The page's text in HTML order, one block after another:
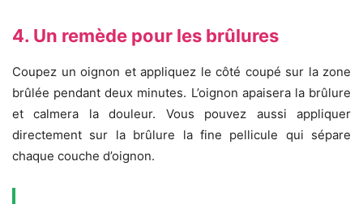
4. Un remède pour les brûlures
Coupez un oignon et appliquez le côté coupé sur la zone
brûlée pendant deux minutes. L’oignon apaisera la brûlure
et calmera la douleur. Vous pouvez aussi appliquer
directement sur la brûlure la fine pellicule qui sépare
chaque couche d’oignon.